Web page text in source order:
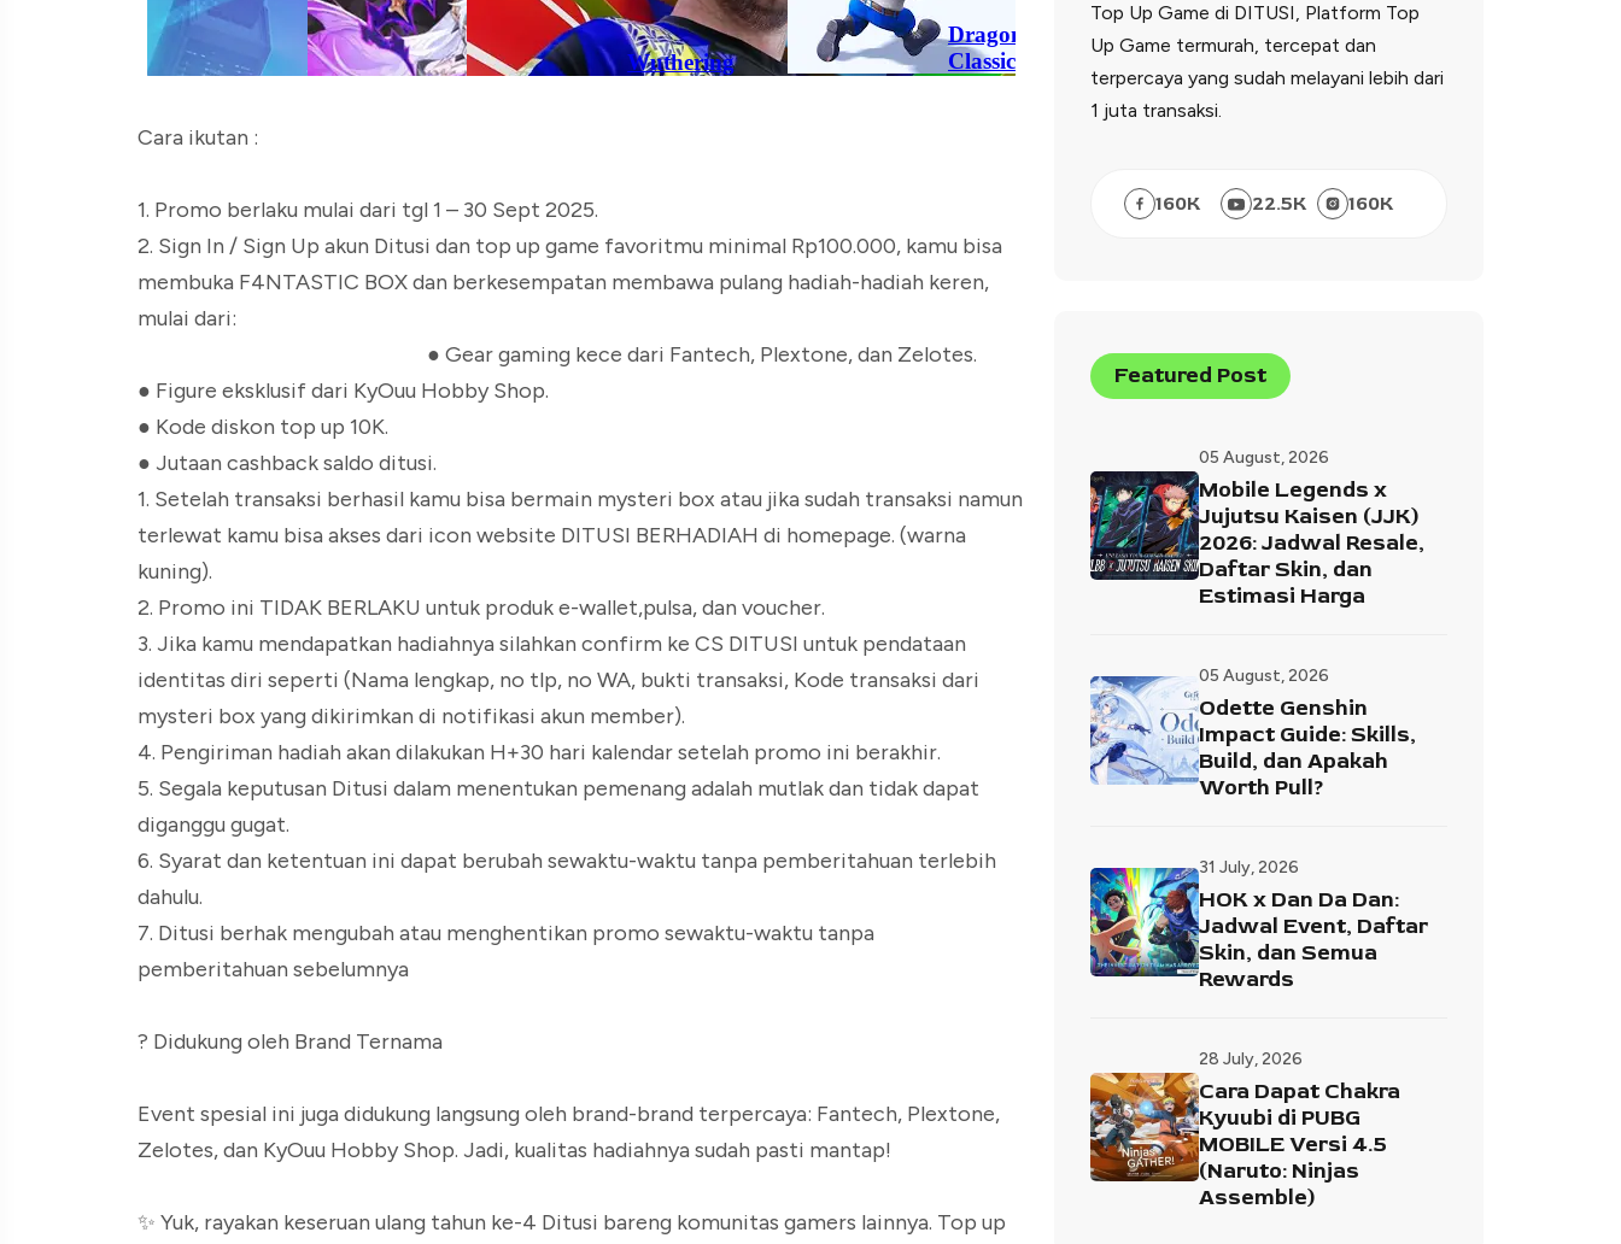
Cara ikutan :
1. Promo berlaku mulai dari tgl 1 – 30 Sept 2025.
2. Sign In / Sign Up akun Ditusi dan top up game favoritmu minimal Rp100.000, kamu bisa
membuka F4NTASTIC BOX dan berkesempatan membawa pulang hadiah-hadiah keren,
mulai dari:
● Gear gaming kece dari Fantech, Plextone, dan Zelotes.
● Figure eksklusif dari KyOuu Hobby Shop.
● Kode diskon top up 10K.
● Jutaan cashback saldo ditusi.
1. Setelah transaksi berhasil kamu bisa bermain mysteri box atau jika sudah transaksi namun
terlewat kamu bisa akses dari icon website DITUSI BERHADIAH di homepage. (warna
kuning).
2. Promo ini TIDAK BERLAKU untuk produk e-wallet,pulsa, dan voucher.
3. Jika kamu mendapatkan hadiahnya silahkan confirm ke CS DITUSI untuk pendataan
identitas diri seperti (Nama lengkap, no tlp, no WA, bukti transaksi, Kode transaksi dari
mysteri box yang dikirimkan di notifikasi akun member).
4. Pengiriman hadiah akan dilakukan H+30 hari kalendar setelah promo ini berakhir.
5. Segala keputusan Ditusi dalam menentukan pemenang adalah mutlak dan tidak dapat
diganggu gugat.
6. Syarat dan ketentuan ini dapat berubah sewaktu-waktu tanpa pemberitahuan terlebih
dahulu.
7. Ditusi berhak mengubah atau menghentikan promo sewaktu-waktu tanpa
pemberitahuan sebelumnya
? Didukung oleh Brand Ternama
Event spesial ini juga didukung langsung oleh brand-brand terpercaya: Fantech, Plextone,
Zelotes, dan KyOuu Hobby Shop. Jadi, kualitas hadiahnya sudah pasti mantap!
✨ Yuk, rayakan keseruan ulang tahun ke-4 Ditusi bareng komunitas gamers lainnya. Top up
Top Up Game di DITUSI, Platform Top
Up Game termurah, tercepat dan
terpercaya yang sudah melayani lebih dari
1 juta transaksi.
160K 22.5K 160K
Featured Post
05 August, 2026
Mobile Legends x
Jujutsu Kaisen (JJK)
2026: Jadwal Resale,
Daftar Skin, dan
Estimasi Harga
05 August, 2026
Odette Genshin
Impact Guide: Skills,
Build, dan Apakah
Worth Pull?
31 July, 2026
HOK x Dan Da Dan:
Jadwal Event, Daftar
Skin, dan Semua
Rewards
28 July, 2026
Cara Dapat Chakra
Kyuubi di PUBG
MOBILE Versi 4.5
(Naruto: Ninjas
Assemble)